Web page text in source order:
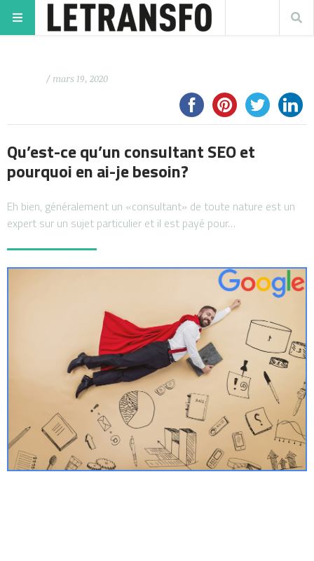
/ mars 19, 2020
Qu’est-ce qu’un consultant SEO et
pourquoi en ai-je besoin?
Eh bien, généralement un «consultant» de toute nature est un
expert sur un sujet particulier et il est payé pour…